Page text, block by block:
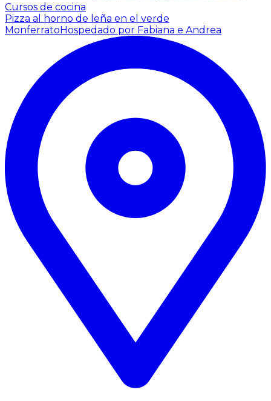
Cursos de cocina
Pizza al horno de leña en el verde
MonferratoHospedado por Fabiana e Andrea